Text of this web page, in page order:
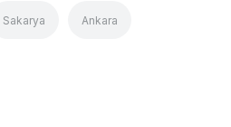
Sakarya Ankara